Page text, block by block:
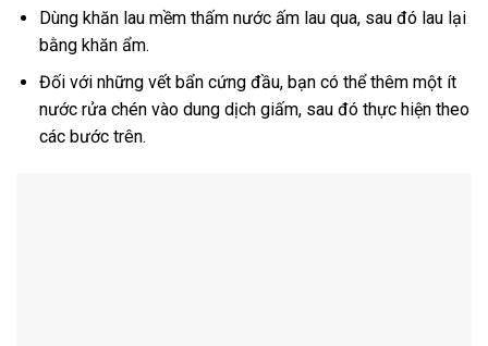
Dùng khăn lau mềm thấm nước ấm lau qua, sau đó lau lại
bằng khăn ẩm.
Đối với những vết bẩn cứng đầu, bạn có thể thêm một ít
nước rửa chén vào dung dịch giấm, sau đó thực hiện theo
các bước trên.